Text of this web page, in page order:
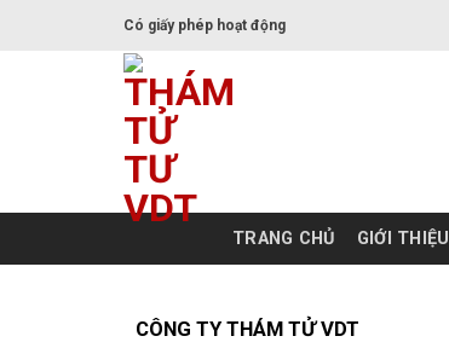
Có giấy phép hoạt động
TRANG CHỦ GIỚI THIỆU
CÔNG TY THÁM TỬ VDT